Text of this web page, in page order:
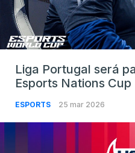
Liga Portugal será
Esports Nations Cup
ESPORTS 25 mar 2026